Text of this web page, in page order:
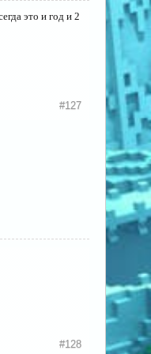
это и год и 2
#127
#128